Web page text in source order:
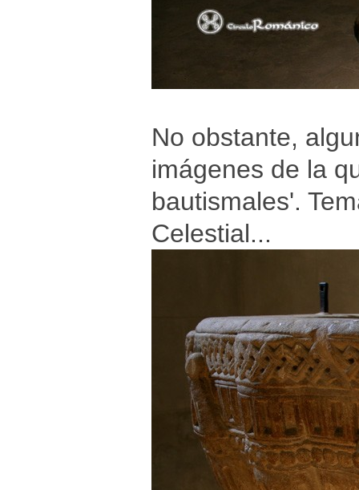
No obstante,
imágenes de la
bautismales'.
Celestial...